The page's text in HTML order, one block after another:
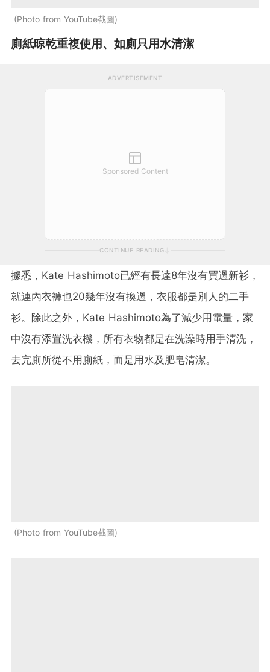
Photo from YouTube截圖
廁紙晾乾重複使用、如廁只用水清潔
ADVERTISEMENT
Sponsored Content
CONTINUE READING
據悉，Kate Hashimoto已經有長達8年沒有買過新衫，
就連內衣褲也20幾年沒有換過，衣服都是別人的二手
衫。除此之外，Kate Hashimoto為了減少用電量，家
中沒有添置洗衣機，所有衣物都是在洗澡時用手清洗，
去完廁所從不用廁紙，而是用水及肥皂清潔。
Photo from YouTube截圖